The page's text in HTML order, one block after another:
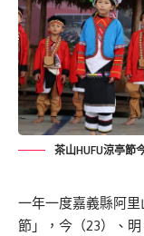
茶山HUFU涼亭節
一年一度嘉義縣阿
節」，今（23）、